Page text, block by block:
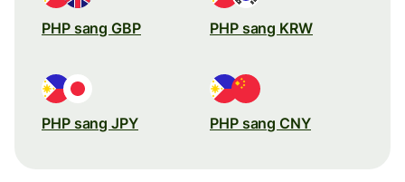
PHP sang GBP PHP sang KRW
PHP sang JPY PHP sang CNY